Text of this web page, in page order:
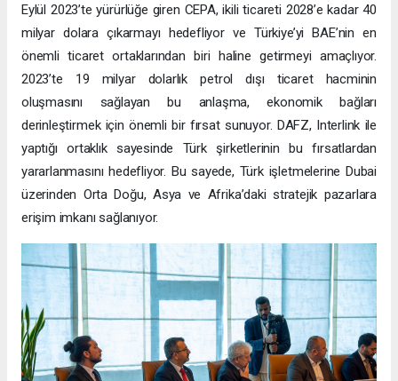
Eylül 2023’te yürürlüğe giren CEPA, ikili ticareti 2028’e kadar 40
milyar dolara çıkarmayı hedefliyor ve Türkiye’yi BAE’nin en
önemli ticaret ortaklarından biri haline getirmeyi amaçlıyor.
2023’te 19 milyar dolarlık petrol dışı ticaret hacminin
oluşmasını sağlayan bu anlaşma, ekonomik bağları
derinleştirmek için önemli bir fırsat sunuyor. DAFZ, Interlink ile
yaptığı ortaklık sayesinde Türk şirketlerinin bu fırsatlardan
yararlanmasını hedefliyor. Bu sayede, Türk işletmelerine Dubai
üzerinden Orta Doğu, Asya ve Afrika’daki stratejik pazarlara
erişim imkanı sağlanıyor.